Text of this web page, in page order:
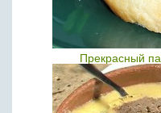
Прекрасный